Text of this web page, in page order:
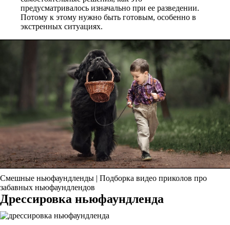
предусматривалось изначально при ее разведении.
Потому к этому нужно быть готовым, особенно в
экстренных ситуациях.
Смешные ньюфаундленды | Подборка видео приколов про
забавных ньюфаундлендов
Дрессировка ньюфаундленда